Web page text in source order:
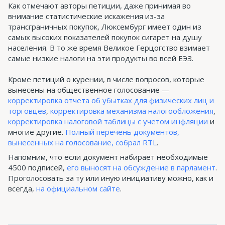
Как отмечают авторы петиции, даже принимая во
внимание статистические искажения из-за
трансграничных покупок, Люксембург имеет один из
самых высоких показателей покупок сигарет на душу
населения. В то же время Великое Герцогство взимает
самые низкие налоги на эти продукты во всей ЕЭЗ.
Кроме петиций о курении, в числе вопросов, которые
вынесены на общественное голосование —
корректировка отчета об убытках для физических лиц и
торговцев, корректировка механизма налогообложения,
корректировка налоговой таблицы с учетом инфляции и
многие другие. Полный перечень документов,
вынесенных на голосование, собрал RTL.
Напомним, что если документ набирает необходимые
4500 подписей, его выносят на обсуждение в парламент.
Проголосовать за ту или иную инициативу можно, как и
всегда, на официальном сайте.